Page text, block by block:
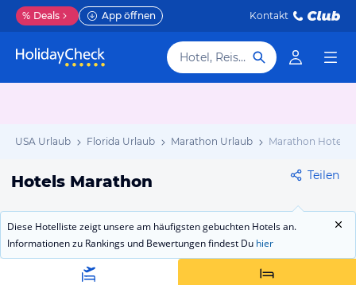
% Deals App öffnen Kontakt
Hotel, Reiseziel
USA Urlaub Florida Urlaub Marathon Urlaub Marathon Hotels
Hotels Marathon Teilen
Diese Hotelliste zeigt unsere am häufigsten gebuchten Hotels an.
Informationen zu Rankings und Bewertungen findest Du hier